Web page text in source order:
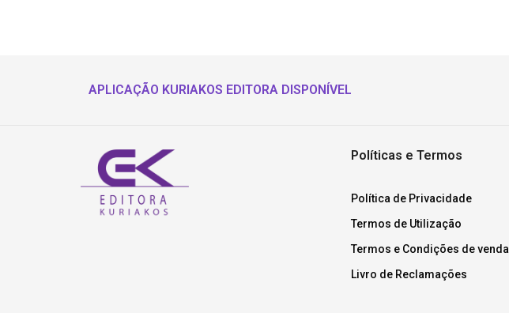
APLICAÇÃO KURIAKOS EDITORA DISPONÍVEL
Políticas e Termos
Política de Privacidade
Termos de Utilização
Termos e Condições de venda
Livro de Reclamações